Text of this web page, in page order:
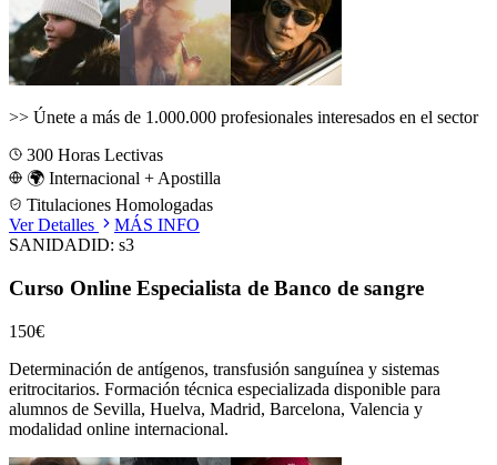
>> Únete a más de 1.000.000 profesionales interesados en el sector
300 Horas Lectivas
🌍 Internacional + Apostilla
Titulaciones Homologadas
Ver Detalles
MÁS INFO
SANIDADID: s3
Curso Online Especialista de Banco de sangre
150€
Determinación de antígenos, transfusión sanguínea y sistemas
eritrocitarios. Formación técnica especializada disponible para
alumnos de Sevilla, Huelva, Madrid, Barcelona, Valencia y
modalidad online internacional.